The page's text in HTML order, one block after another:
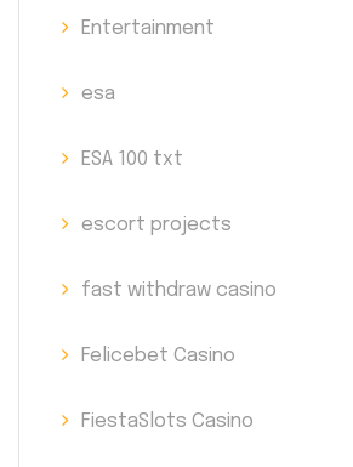
Entertainment
esa
ESA 100 txt
escort projects
fast withdraw casino
Felicebet Casino
FiestaSlots Casino